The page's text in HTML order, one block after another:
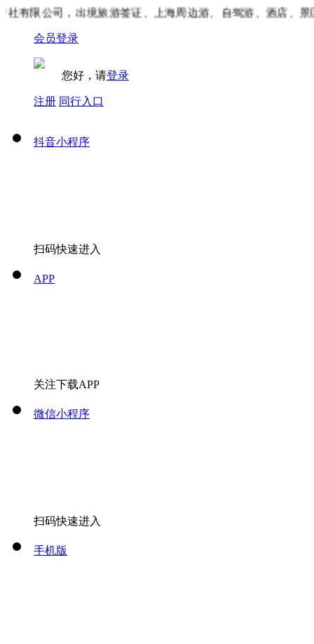
限公司，出境旅游签证、上海周边游、自驾游、酒店、景区
会员登录
您好，请登录
注册 同行入口
抖音小程序
扫码快速进入
APP
关注下载APP
微信小程序
扫码快速进入
手机版